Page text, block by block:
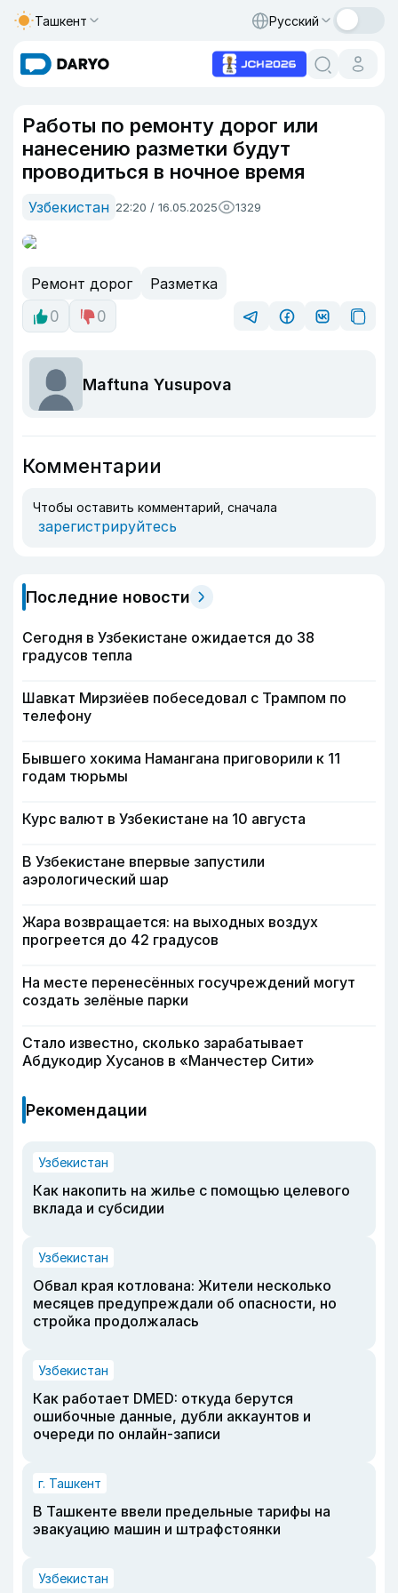
Ташкент Русский
Работы по ремонту дорог или
нанесению разметки будут
проводиться в ночное время
Узбекистан 22:20 / 16.05.2025 1329
Ремонт дорог
Разметка
0
0
Maftuna Yusupova
Комментарии
Чтобы оставить комментарий, сначала
зарегистрируйтесь
Последние новости
Сегодня в Узбекистане ожидается до 38
градусов тепла
Шавкат Мирзиёев побеседовал с Трампом по
телефону
Бывшего хокима Намангана приговорили к 11
годам тюрьмы
Курс валют в Узбекистане на 10 августа
В Узбекистане впервые запустили
аэрологический шар
Жара возвращается: на выходных воздух
прогреется до 42 градусов
На месте перенесённых госучреждений могут
создать зелёные парки
Стало известно, сколько зарабатывает
Абдукодир Хусанов в «Манчестер Сити»
Рекомендации
Узбекистан
Как накопить на жилье с помощью целевого
вклада и субсидии
Узбекистан
Обвал края котлована: Жители несколько
месяцев предупреждали об опасности, но
стройка продолжалась
Узбекистан
Как работает DMED: откуда берутся
ошибочные данные, дубли аккаунтов и
очереди по онлайн-записи
г. Ташкент
В Ташкенте ввели предельные тарифы на
эвакуацию машин и штрафстоянки
Узбекистан